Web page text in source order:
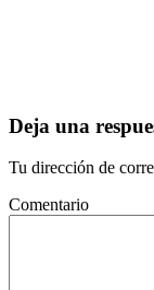
Deja una
Tu dirección de
Comentario